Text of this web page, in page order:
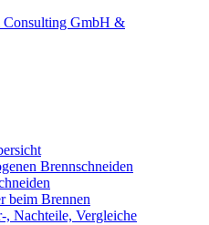
Brennschneiden
beim Brennen
, Nachteile, Vergleiche